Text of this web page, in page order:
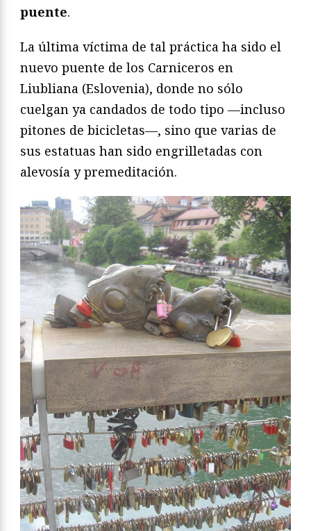
puente.
La última víctima de tal práctica ha sido el
nuevo puente de los Carniceros en
Liubliana (Eslovenia), donde no sólo
cuelgan ya candados de todo tipo —incluso
pitones de bicicletas—, sino que varias de
sus estatuas han sido engrilletadas con
alevosía y premeditación.